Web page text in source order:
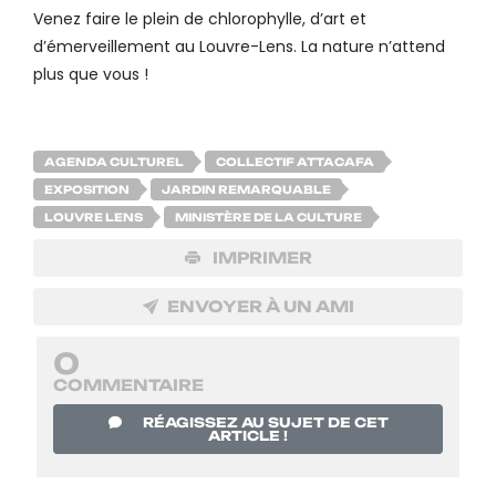
Venez faire le plein de chlorophylle, d’art et
d’émerveillement au Louvre-Lens. La nature n’attend
plus que vous !
AGENDA CULTUREL COLLECTIF ATTACAFA
EXPOSITION JARDIN REMARQUABLE
LOUVRE LENS MINISTÈRE DE LA CULTURE
IMPRIMER
ENVOYER À UN AMI
0
COMMENTAIRE
RÉAGISSEZ AU SUJET DE CET
ARTICLE !